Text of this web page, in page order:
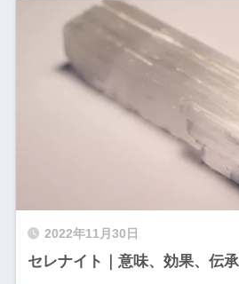
2022年11月30日
セレナイト｜意味、効果、伝